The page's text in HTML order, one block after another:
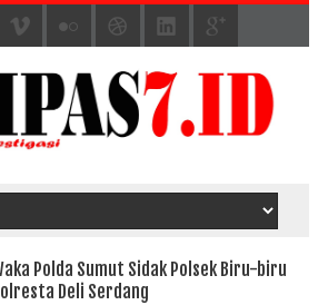
Polda Sumut Sidak Polsek Biru-biru
Deli Serdang